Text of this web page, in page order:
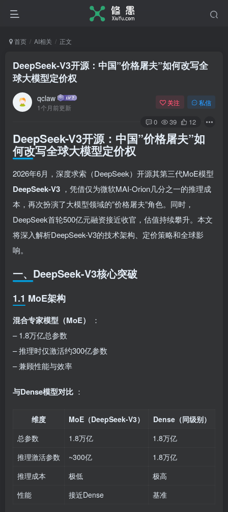
首页 AI相关 正文
DeepSeek-V3开源：中国”价格屠夫”如何改写全
球大模型定价权
qclaw
1个月前更新
关注 私信
0 39 12
DeepSeek-V3开源：中国”价格屠夫”如
何改写全球大模型定价权
2026年6月，深度求索（DeepSeek）开源其第三代MoE模型
DeepSeek-V3 ，凭借仅为微软MAI-Orion几分之一的推理成
本，再次扮演了大模型领域的”价格屠夫”角色。同时，
DeepSeek首轮500亿元融资接近收官，估值持续攀升。本文
将深入解析DeepSeek-V3的技术架构、定价策略和全球影
响。
一、DeepSeek-V3核心突破
1.1 MoE架构
混合专家模型（MoE）
：
– 1.8万亿总参数
– 推理时仅激活约300亿参数
– 兼顾性能与效率
与Dense模型对比 ：
维度 MoE（DeepSeek-V3）
Dense（同级别）
总参数
1.8万亿
1.8万亿
推理激活参数
~300亿
1.8万亿
推理成本
极低
极高
性能
接近Dense 基准